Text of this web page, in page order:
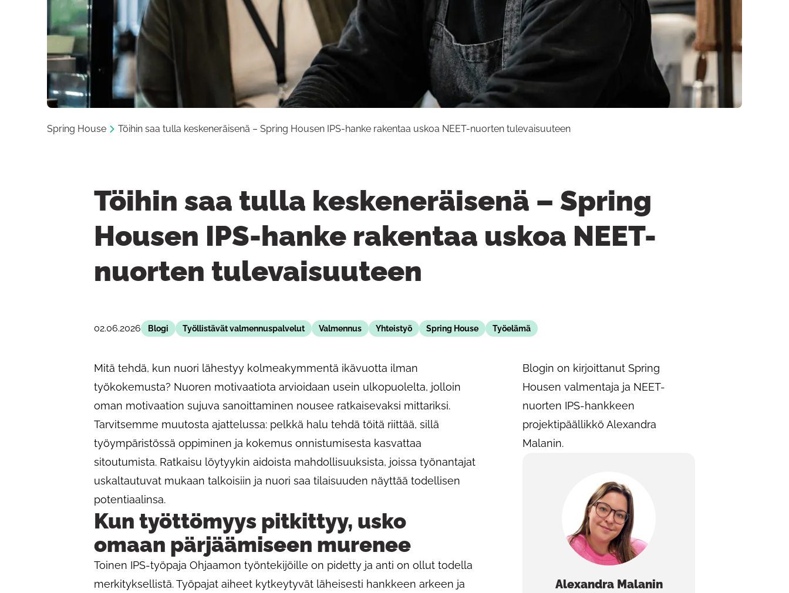
Spring House Töihin saa tulla keskeneräisenä – Spring Housen IPS-hanke rakentaa uskoa NEET-nuorten tulevaisuuteen
Töihin saa tulla keskeneräisenä – Spring
Housen IPS-hanke rakentaa uskoa NEET-
nuorten tulevaisuuteen
02.06.2026 Blogi Työllistävät valmennuspalvelut Valmennus Yhteistyö Spring House Työelämä
Mitä tehdä, kun nuori lähestyy kolmeakymmentä ikävuotta ilman
työkokemusta? Nuoren motivaatiota arvioidaan usein ulkopuolelta, jolloin
oman motivaation sujuva sanoittaminen nousee ratkaisevaksi mittariksi.
Tarvitsemme muutosta ajattelussa: pelkkä halu tehdä töitä riittää, sillä
työympäristössä oppiminen ja kokemus onnistumisesta kasvattaa
sitoutumista. Ratkaisu löytyykin aidoista mahdollisuuksista, joissa työnantajat
uskaltautuvat mukaan talkoisiin ja nuori saa tilaisuuden näyttää todellisen
potentiaalinsa.
Kun työttömyys pitkittyy, usko
omaan pärjäämiseen murenee
Toinen IPS-työpaja Ohjaamon työntekijöille on pidetty ja anti on ollut todella
merkityksellistä. Työpajat aiheet kytkeytyvät läheisesti hankkeen arkeen ja
Blogin on kirjoittanut Spring
Housen valmentaja ja NEET-
nuorten IPS-hankkeen
projektipäällikkö Alexandra
Malanin.
Alexandra Malanin